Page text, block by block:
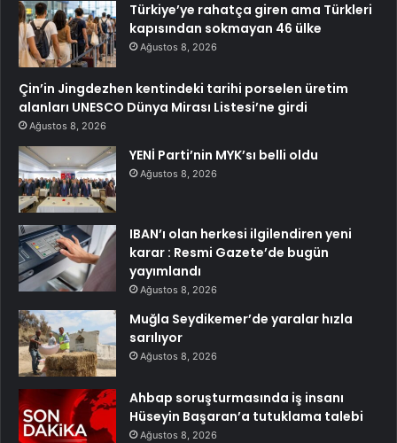
Türkiye’ye rahatça giren ama Türkleri
kapısından sokmayan 46 ülke
Ağustos 8, 2026
Çin’in Jingdezhen kentindeki tarihi porselen üretim
alanları UNESCO Dünya Mirası Listesi’ne girdi
Ağustos 8, 2026
YENİ Parti’nin MYK’sı belli oldu
Ağustos 8, 2026
IBAN’ı olan herkesi ilgilendiren yeni
karar : Resmi Gazete’de bugün
yayımlandı
Ağustos 8, 2026
Muğla Seydikemer’de yaralar hızla
sarılıyor
Ağustos 8, 2026
Ahbap soruşturmasında iş insanı
Hüseyin Başaran’a tutuklama talebi
Ağustos 8, 2026